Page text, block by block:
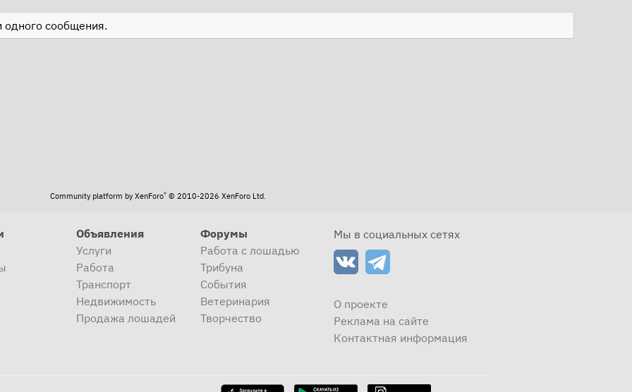
одного сообщения.
Community platform by XenForo® © 2010-2026 XenForo Ltd.
Объявления
Услуги
Работа
Транспорт
Недвижимость
Продажа лошадей
Форумы
Работа с лошадью
Трибуна
События
Ветеринария
Творчество
Мы в социальных сетях
О проекте
Реклама на сайте
Контактная информация